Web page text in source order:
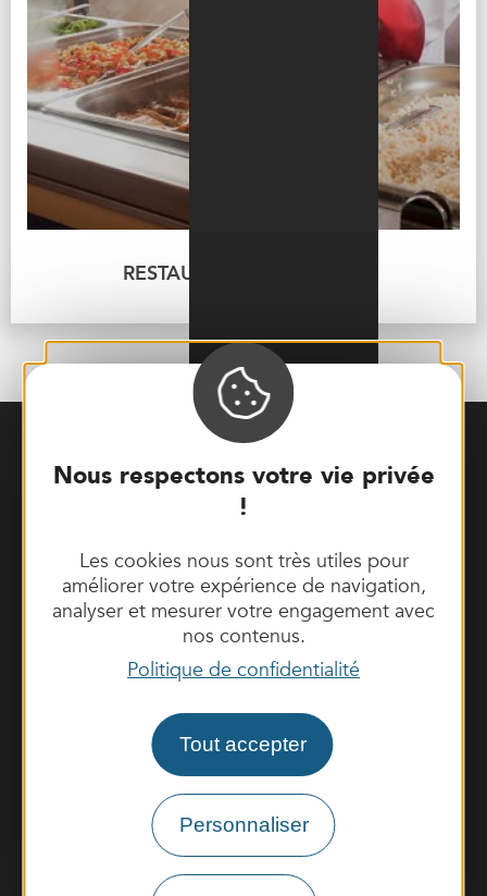
Nous respectons votre vie privée
!
Les cookies nous sont très utiles pour
améliorer votre expérience de navigation,
analyser et mesurer votre engagement avec
nos contenus.
Politique de confidentialité
Tout accepter
Personnaliser
Menuprincipal
RESTAURATION SCOLAIRE
Mairie de Capdenac-Gare
1 avenue Albert Thomas – BP 29
12700 CAPDENAC-GARE
Accueil mairie :
du lundi au vendredi : 8h - 12h et 13h30 -
CONTACTEZ-NOUS